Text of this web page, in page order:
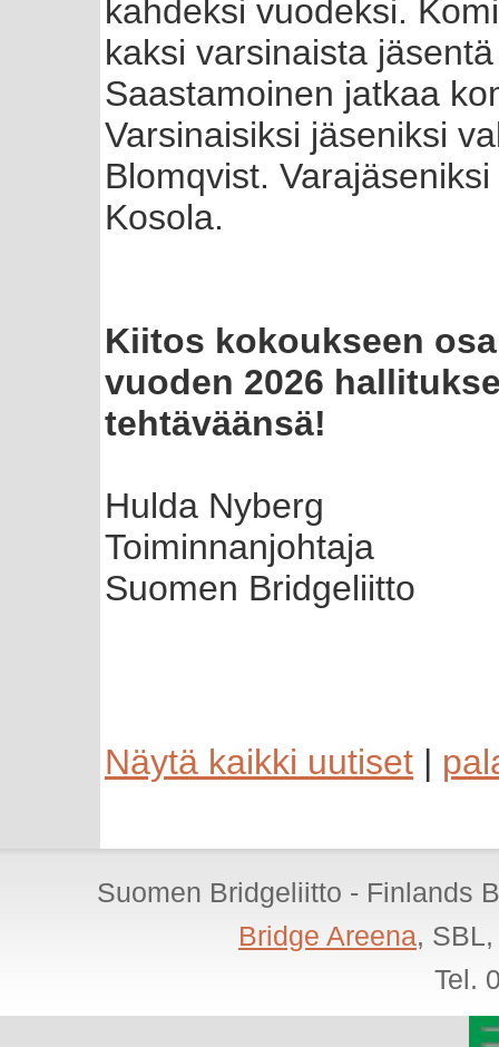
kahdeksi vuodeksi.
kaksi varsinaista
Saastamoinen jatkaa
Varsinaisiksi jäseniksi
Blomqvist.
Kosola.
Kiitos kokoukseen
vuoden 2026
tehtäväänsä!
Hulda Nyberg
Toiminnanjohtaja
Suomen Bridgeliitto
Näytä kaikki uutiset |
Suomen Bridgeliitto - Finlands
Bridge Areena,
Tel.